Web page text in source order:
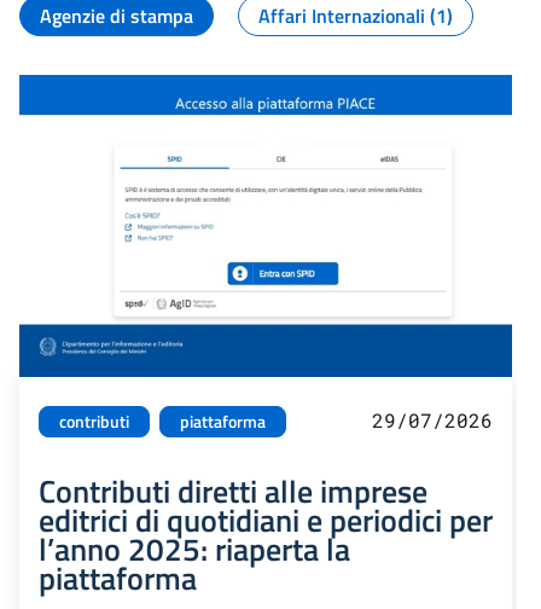
Agenzie di stampa
Affari Internazionali (1)
contributi piattaforma 29/07/2026
Contributi diretti alle imprese
editrici di quotidiani e periodici per
l’anno 2025: riaperta la
piattaforma